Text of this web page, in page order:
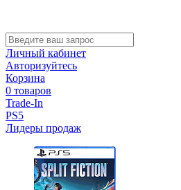
Личный кабинет
Авторизуйтесь
Корзина
0 товаров
Trade-In
PS5
Лидеры продаж